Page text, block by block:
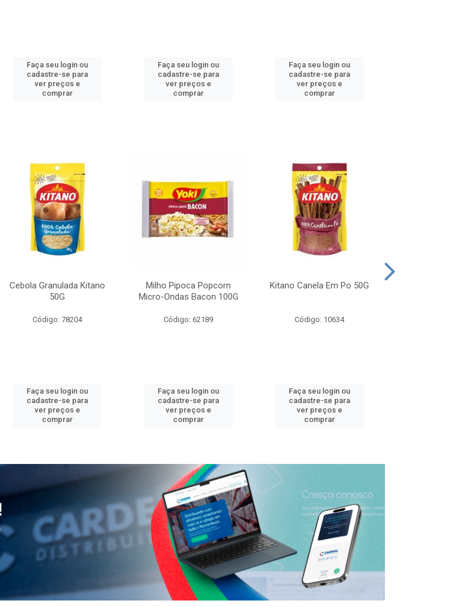
Faça seu login ou
cadastre-se para
ver preços e
comprar
Faça seu login ou
cadastre-se para
ver preços e
comprar
Faça seu login ou
cadastre-se para
ver preços e
comprar
Cebola Granulada Kitano
50G
Código: 78204
Faça seu login ou
cadastre-se para
ver preços e
comprar
Milho Pipoca Popcorn
Micro-Ondas Bacon 100G
Código: 62189
Faça seu login ou
cadastre-se para
ver preços e
comprar
Kitano Canela Em Po 50G
Código: 10634
Faça seu login ou
cadastre-se para
ver preços e
comprar